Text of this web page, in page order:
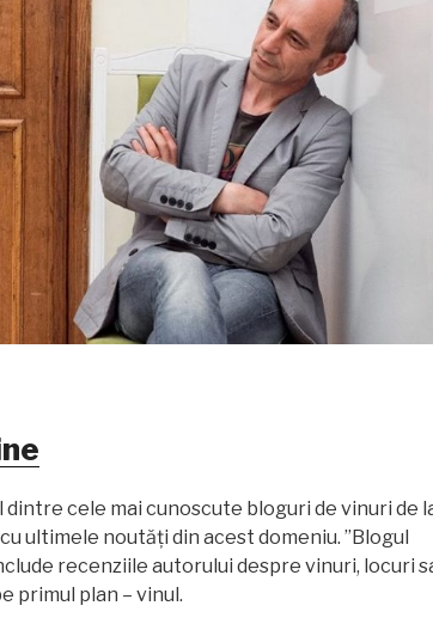
dintre cele mai cunoscute bloguri de vinuri de
ultimele noutăți din acest domeniu. ”Blogul
recenziile autorului despre vinuri, locuri
primul plan – vinul.